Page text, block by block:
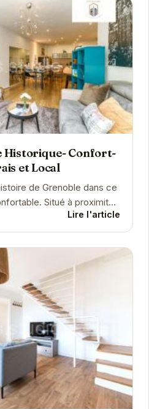
Historique- Confort-
et Local
de Grenoble dans ce
Situé à proximité
vous pourrez...Lire l'article